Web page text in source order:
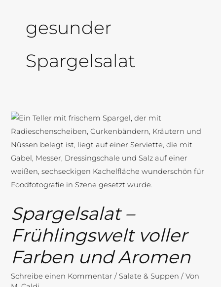
gesunder
Spargelsalat
Spargelsalat –
Frühlingswelt voller
Farben und Aromen
Schreibe einen Kommentar / Salate & Suppen / Von
Spargelsalat
–
Frühlingswelt
voller
Farben
und